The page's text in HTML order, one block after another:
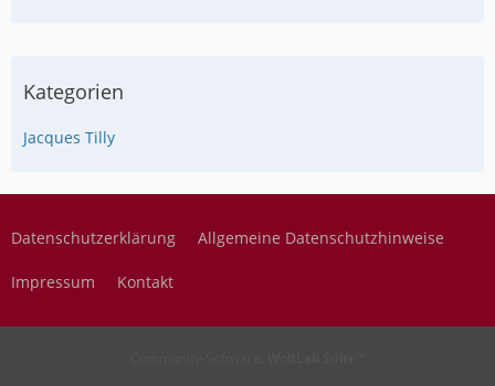
Kategorien
Jacques Tilly
Datenschutzerklärung Allgemeine Datenschutzhinweise
Impressum Kontakt